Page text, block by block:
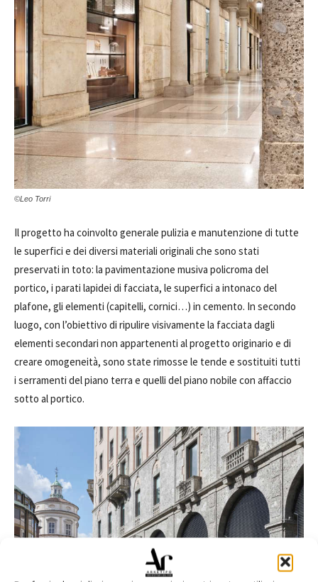
©Leo Torri
Il progetto ha coinvolto generale pulizia e manutenzione di tutte
le superfici e dei diversi materiali originali che sono stati
preservati in toto: la pavimentazione musiva policroma del
portico, i parati lapidei di facciata, le superfici a intonaco del
plafone, gli elementi (capitelli, cornici…) in cemento. In secondo
luogo, con l’obiettivo di ripulire visivamente la facciata dagli
elementi secondari non appartenenti al progetto originario e di
creare omogeneità, sono state rimosse le tende e sostituiti tutti
i serramenti del piano terra e quelli del piano nobile con affaccio
sotto al portico.